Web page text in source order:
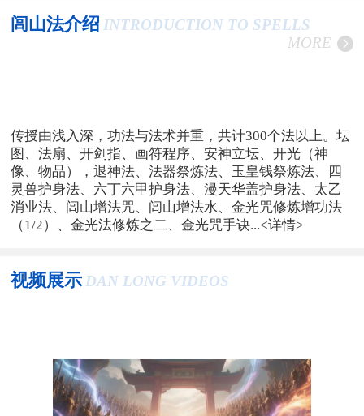
闾山法介绍 INTRODUCTION TO SPELLS
MORE
传授由浅入深，功法与法术并重，共计300个法以上。坛
图、法扇、开剑指、画符程序、安神立坛、开光（神
像、物品），退神法、法器祭炼法、玉皇钱祭炼法、四
灵兽护身法、六丁六甲护身法、漫天华盖护身法、太乙
消业法、闾山增法咒、闾山增法水、金光咒修炼增功法
（1/2）、金光法修炼之二、金光咒手诀...<详情>
视频展示 DAN LONG VIDEOS